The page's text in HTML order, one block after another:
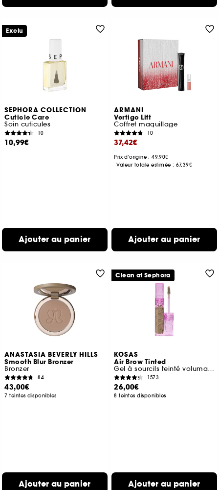
SEPHORA COLLECTION
Cuticle Care
Soin cuticules
10
10,99€
Ajouter au panier
Exclu
ARMANI
Vertigo Lift
Coffret maquillage
10
37,42€
Prix d'origine : 49,90€
Valeur totale estimée :67,39€
Ajouter au panier
ANASTASIA BEVERLY HILLS
Smooth Blur Bronzer
Bronzer
84
43,00€
7 teintes disponibles
Ajouter au panier
KOSAS
Air Brow Tinted
Gel à sourcils teinté volumateur
1573
26,00€
8 teintes disponibles
Ajouter au panier
Clean at Sephora